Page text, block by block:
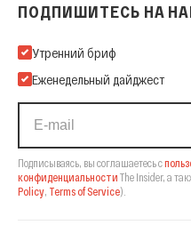
ПОДПИШИТЕСЬ НА
Подпишитесь на нашу Email-
Утренний бриф
Еженедельный дайджест
Подписываясь, вы соглашаетесь с
конфиденциальности The Insider, а
Policy, Terms of Service).